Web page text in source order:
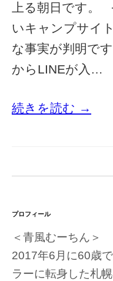
上る朝日です。
いキャンプサイ
な事実が判明で
からLINEが入…
続きを読む →
プロフィール
＜青風むーちん＞
2017年6月に60歳
ラーに転身した札